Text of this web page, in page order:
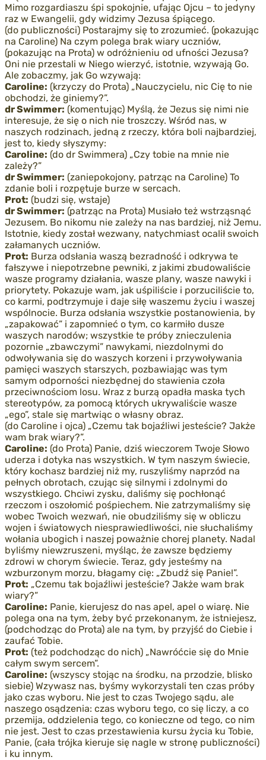
Mimo rozgardiaszu śpi spokojnie, ufając Ojcu – to jedyny
raz w Ewangelii, gdy widzimy Jezusa śpiącego.
(do publiczności) Postarajmy się to zrozumieć. (pokazując
na Caroline) Na czym polega brak wiary uczniów,
(pokazując na Prota) w odróżnieniu od ufności Jezusa?
Oni nie przestali w Niego wierzyć, istotnie, wzywają Go.
Ale zobaczmy, jak Go wzywają:
Caroline: (krzyczy do Prota) „Nauczycielu, nic Cię to nie
obchodzi, że giniemy?”.
dr Swimmer: (komentując) Myślą, że Jezus się nimi nie
interesuje, że się o nich nie troszczy. Wśród nas, w
naszych rodzinach, jedną z rzeczy, która boli najbardziej,
jest to, kiedy słyszymy:
Caroline: (do dr Swimmera) „Czy tobie na mnie nie
zależy?”
dr Swimmer: (zaniepokojony, patrząc na Caroline) To
zdanie boli i rozpętuje burze w sercach.
Prot: (budzi się, wstaje)
dr Swimmer: (patrząc na Prota) Musiało też wstrząsnąć
Jezusem. Bo nikomu nie zależy na nas bardziej, niż Jemu.
Istotnie, kiedy został wezwany, natychmiast ocalił swoich
załamanych uczniów.
Prot: Burza odsłania waszą bezradność i odkrywa te
fałszywe i niepotrzebne pewniki, z jakimi zbudowaliście
wasze programy działania, wasze plany, wasze nawyki i
priorytety. Pokazuje wam, jak uśpiliście i porzuciliście to,
co karmi, podtrzymuje i daje siłę waszemu życiu i waszej
wspólnocie. Burza odsłania wszystkie postanowienia, by
„zapakować” i zapomnieć o tym, co karmiło dusze
waszych narodów; wszystkie te próby znieczulenia
pozornie „zbawczymi” nawykami, niezdolnymi do
odwoływania się do waszych korzeni i przywoływania
pamięci waszych starszych, pozbawiając was tym
samym odporności niezbędnej do stawienia czoła
przeciwnościom losu. Wraz z burzą opadła maska tych
stereotypów, za pomocą których ukrywaliście wasze
„ego”, stale się martwiąc o własny obraz.
(do Caroline i ojca) „Czemu tak bojaźliwi jesteście? Jakże
wam brak wiary?”.
Caroline: (do Prota) Panie, dziś wieczorem Twoje Słowo
uderza i dotyka nas wszystkich. W tym naszym świecie,
który kochasz bardziej niż my, ruszyliśmy naprzód na
pełnych obrotach, czując się silnymi i zdolnymi do
wszystkiego. Chciwi zysku, daliśmy się pochłonąć
rzeczom i oszołomić pośpiechem. Nie zatrzymaliśmy się
wobec Twoich wezwań, nie obudziliśmy się w obliczu
wojen i światowych niesprawiedliwości, nie słuchaliśmy
wołania ubogich i naszej poważnie chorej planety. Nadal
byliśmy niewzruszeni, myśląc, że zawsze będziemy
zdrowi w chorym świecie. Teraz, gdy jesteśmy na
wzburzonym morzu, błagamy cię: „Zbudź się Panie!”.
Prot: „Czemu tak bojaźliwi jesteście? Jakże wam brak
wiary?”
Caroline: Panie, kierujesz do nas apel, apel o wiarę. Nie
polega ona na tym, żeby być przekonanym, że istniejesz,
(podchodząc do Prota) ale na tym, by przyjść do Ciebie i
zaufać Tobie.
Prot: (też podchodząc do nich) „Nawróćcie się do Mnie
całym swym sercem”.
Caroline: (wszyscy stojąc na środku, na przodzie, blisko
siebie) Wzywasz nas, byśmy wykorzystali ten czas próby
jako czas wyboru. Nie jest to czas Twojego sądu, ale
naszego osądzenia: czas wyboru tego, co się liczy, a co
przemija, oddzielenia tego, co konieczne od tego, co nim
nie jest. Jest to czas przestawienia kursu życia ku Tobie,
Panie, (cała trójka kieruje się nagle w stronę publiczności)
i ku innym.